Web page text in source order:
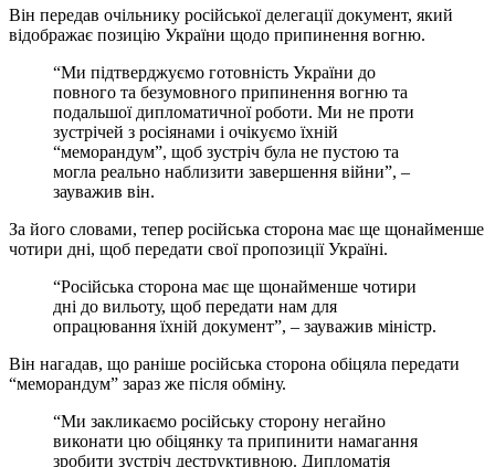
Він передав очільнику російської делегації документ, який
відображає позицію України щодо припинення вогню.
“Ми підтверджуємо готовність України до
повного та безумовного припинення вогню та
подальшої дипломатичної роботи. Ми не проти
зустрічей з росіянами і очікуємо їхній
“меморандум”, щоб зустріч була не пустою та
могла реально наблизити завершення війни”, –
зауважив він.
За його словами, тепер російська сторона має ще щонайменше
чотири дні, щоб передати свої пропозиції Україні.
“Російська сторона має ще щонайменше чотири
дні до вильоту, щоб передати нам для
опрацювання їхній документ”, – зауважив міністр.
Він нагадав, що раніше російська сторона обіцяла передати
“меморандум” зараз же після обміну.
“Ми закликаємо російську сторону негайно
виконати цю обіцянку та припинити намагання
зробити зустріч деструктивною. Дипломатія